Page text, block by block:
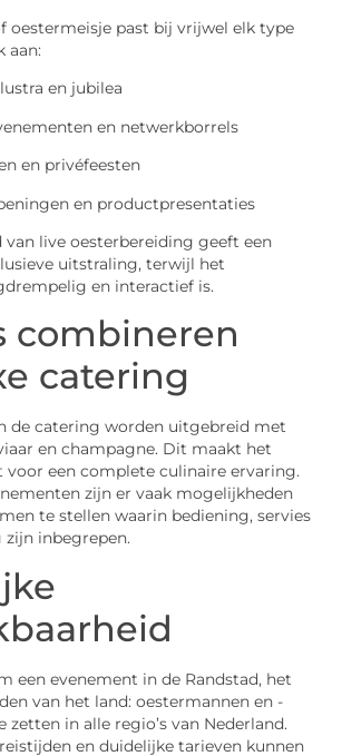
oestermeisje past bij vrijwel elk type
aan:
en jubilea
en netwerkborrels
en privéfeesten
en productpresentaties
van live oesterbereiding geeft een
uitstraling, terwijl het
en interactief is.
combineren
catering
de catering worden uitgebreid met
en champagne. Dit maakt het
voor een complete culinaire ervaring.
zijn er vaak mogelijkheden
te stellen waarin bediening, servies
zijn inbegrepen.
een evenement in de Randstad, het
van het land: oestermannen en -
zetten in alle regio’s van Nederland.
en duidelijke tarieven kunnen